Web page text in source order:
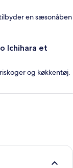
en sæsonåben
Ichihara et
og køkkentøj.